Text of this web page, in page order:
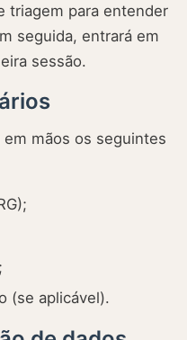
triagem para entender
seguida, entrará em
sessão.
mãos os seguintes
(se aplicável).